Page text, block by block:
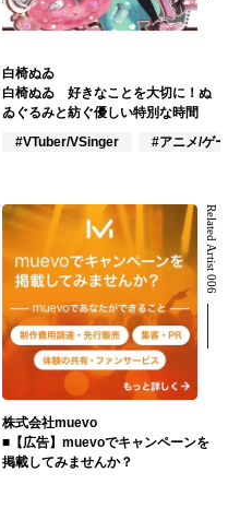
白椅ぬゐ
白椅ぬゐ 好きなことを大切に！ぬ
ゐぐるみと紡ぐ優しい特別な時間
#VTuber/VSinger
#アニメ/ゲーム
Related Artist 006
株式会社muevo
■【広告】muevoでキャンペーンを
掲載してみませんか？